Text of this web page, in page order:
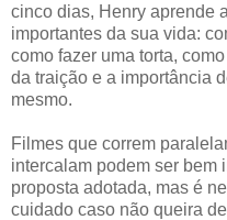
cinco dias, Henry aprende
importantes da sua vida:
como fazer uma torta,
da traição e a importância
mesmo.
Filmes que correm
intercalam podem ser bem
proposta adotada, mas é
cuidado caso não queira